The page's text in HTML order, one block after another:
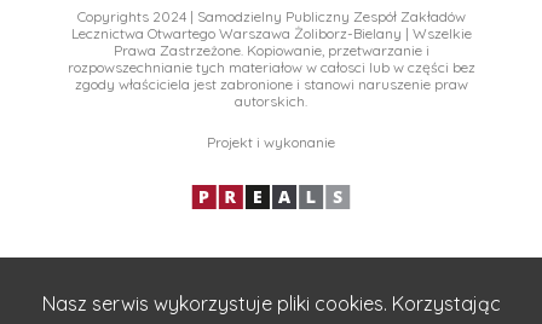
Copyrights 2024 | Samodzielny Publiczny Zespół Zakładów
Lecznictwa Otwartego Warszawa Żoliborz-Bielany | Wszelkie
Prawa Zastrzeżone. Kopiowanie, przetwarzanie i
rozpowszechnianie tych materiałow w całosci lub w części bez
zgody właściciela jest zabronione i stanowi naruszenie praw
autorskich.
Projekt i wykonanie
Nasz serwis wykorzystuje pliki cookies. Korzystając